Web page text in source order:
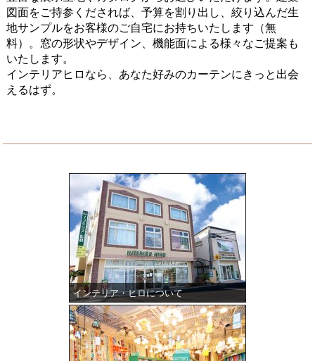
図面をご持参くだされば、予算を割り出し、絞り込んだ生
地サンプルをお客様のご自宅にお持ちいたします（無
料）。窓の形状やデザイン、機能面による様々なご提案も
いたします。
インテリアヒロなら、あなた好みのカーテンにきっと出会
えるはず。
インテリア・ヒロについて